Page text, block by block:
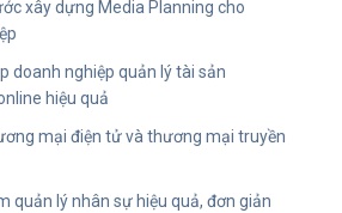
xây dựng Media Planning cho
doanh nghiệp quản lý tài sản
hiệu quả
mại điện tử và thương mại truyền
quản lý nhân sự hiệu quả, đơn giản